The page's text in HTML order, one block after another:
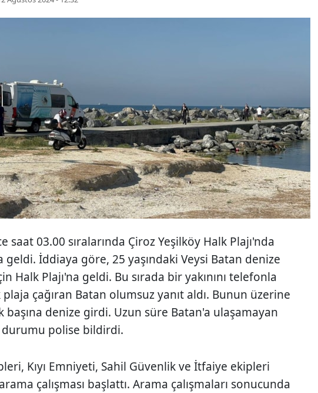
saat 03.00 sıralarında Çiroz Yeşilköy Halk Plajı'nda
geldi. İddiaya göre, 25 yaşındaki Veysi Batan denize
Halk Plajı'na geldi. Bu sırada bir yakınını telefonla
çağıran Batan olumsuz yanıt aldı. Bunun üzerine
başına denize girdi. Uzun süre Batan'a ulaşamayan
durumu polise bildirdi.
Kıyı Emniyeti, Sahil Güvenlik ve İtfaiye ekipleri
çalışması başlattı. Arama çalışmaları sonucunda